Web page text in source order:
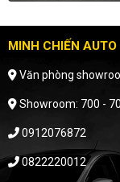
MINH CHIẾN AUTO
Văn phòng
Showroom: 700 -
0912076872
0822220012